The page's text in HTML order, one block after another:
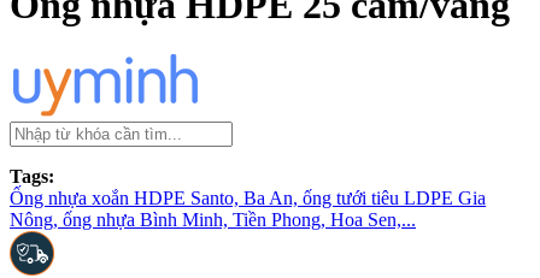
Tags:
Ống nhựa xoắn HDPE Santo, Ba An, ống tưới tiêu LDPE Gia
Nông, ống nhựa Bình Minh, Tiền Phong, Hoa Sen,...